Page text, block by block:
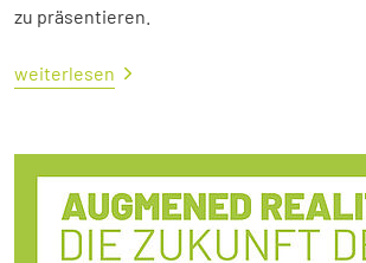
zu präsentieren.
weiterlesen